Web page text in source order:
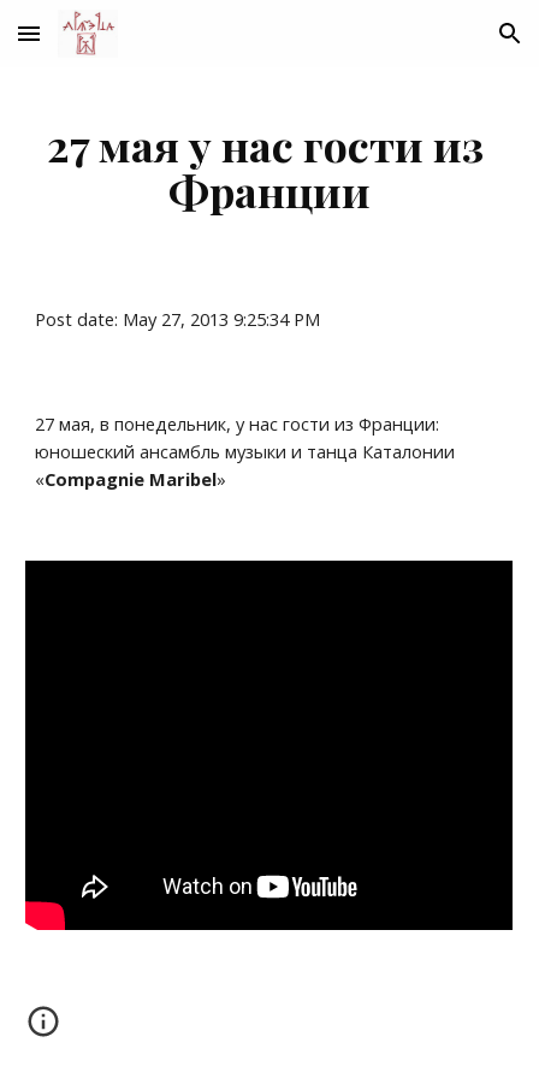
Skip to main content Skip to navigation
27 мая у нас гости из
Франции
Post date: May 27, 2013 9:25:34 PM
27 мая, в понедельник, у нас гости из Франции:
юношеский ансамбль музыки и танца Каталонии
«Compagnie Maribel»